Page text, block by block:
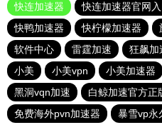
快连加速器
快连加速器官网入
快鸭加速器
快柠檬加速器
软件中心
雷霆加速 狂飙加
小美
小美vpn 小美加速器
黑洞vqn加速
白鲸加速官方正
免费海外pvn加速器
暴雪vp永